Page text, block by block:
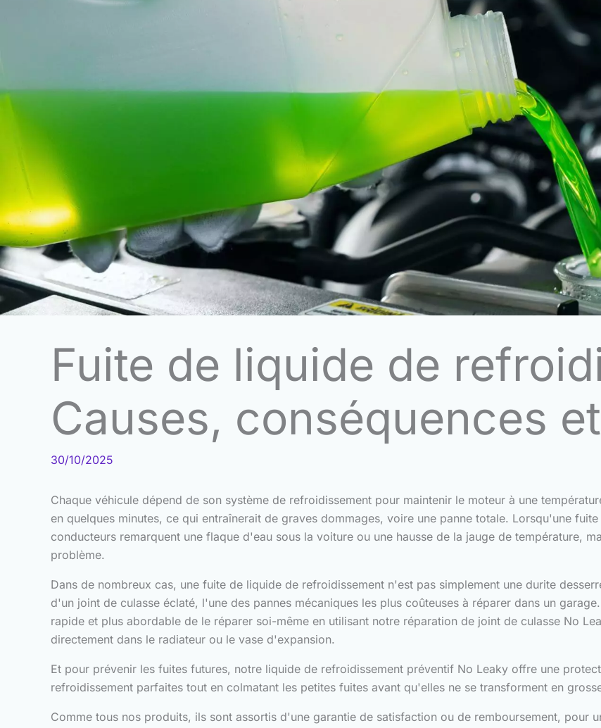
Fuite de liquide de
Causes, conséquences
30/10/2025
Chaque véhicule dépend de son système de refroidissement pour maintenir le moteur à une
en quelques minutes, ce qui entraînerait de graves dommages, voire une panne totale. Lorsqu'une
conducteurs remarquent une flaque d'eau sous la voiture ou une hausse de la jauge de température,
problème.
Dans de nombreux cas, une fuite de liquide de refroidissement n'est pas simplement une durite
d'un joint de culasse éclaté, l'une des pannes mécaniques les plus coûteuses à réparer dans un
rapide et plus abordable de le réparer soi-même en utilisant notre réparation de joint de culasse No
directement dans le radiateur ou le vase d'expansion.
Et pour prévenir les fuites futures, notre liquide de refroidissement préventif No Leaky offre une
refroidissement parfaites tout en colmatant les petites fuites avant qu'elles ne se transforment en
Comme tous nos produits, ils sont assortis d'une garantie de satisfaction ou de remboursement, pour